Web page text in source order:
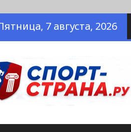
7 августа, 2026